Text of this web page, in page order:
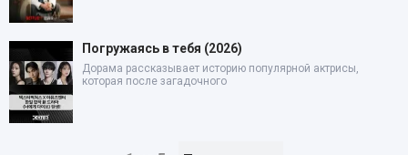
Погружаясь в тебя (2026)
Дорама рассказывает историю популярной актрисы,
которая после загадочного